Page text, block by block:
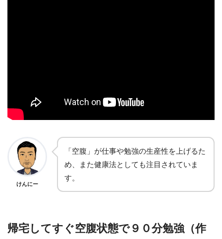
けんにー
「空腹」が仕事や勉強の生産性を上げるた
め、また健康法としても注目されていま
す。
帰宅してすぐ空腹状態で９０分勉強（作